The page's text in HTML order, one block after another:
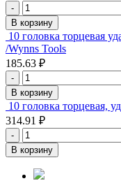
-
В корзину
10 головка торцевая
/Wynns Tools
185.63 ₽
-
В корзину
10 головка торцевая,
314.91 ₽
-
В корзину